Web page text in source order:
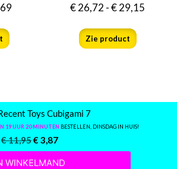
€26,72-€29,15
Zie product
Toys Cubigami 7
19 UUR 20 MINUTEN BESTELLEN, DINSDAG IN HUIS!
€11,95€ 3,87
WINKELMAND